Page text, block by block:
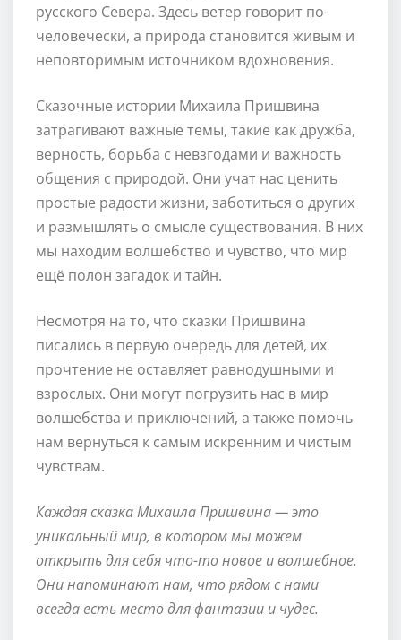
русского Севера. Здесь ветер говорит по-
человечески, а природа становится живым и
неповторимым источником вдохновения.
Сказочные истории Михаила Пришвина
затрагивают важные темы, такие как дружба,
верность, борьба с невзгодами и важность
общения с природой. Они учат нас ценить
простые радости жизни, заботиться о других
и размышлять о смысле существования. В них
мы находим волшебство и чувство, что мир
ещё полон загадок и тайн.
Несмотря на то, что сказки Пришвина
писались в первую очередь для детей, их
прочтение не оставляет равнодушными и
взрослых. Они могут погрузить нас в мир
волшебства и приключений, а также помочь
нам вернуться к самым искренним и чистым
чувствам.
Каждая сказка Михаила Пришвина — это
уникальный мир, в котором мы можем
открыть для себя что-то новое и волшебное.
Они напоминают нам, что рядом с нами
всегда есть место для фантазии и чудес.